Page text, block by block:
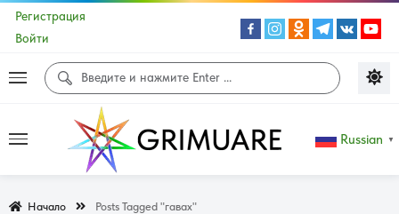
Регистрация
Войти
Russian ▼
Начало Posts Tagged "гавах"